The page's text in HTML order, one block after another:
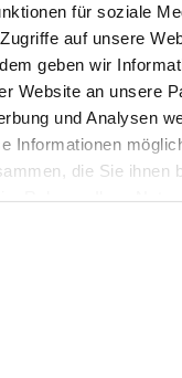
für soziale
auf unsere
geben wir
Website an unsere
und Analysen
Informationen
die Sie ihnen
Lindenstraße
Stukenbrock